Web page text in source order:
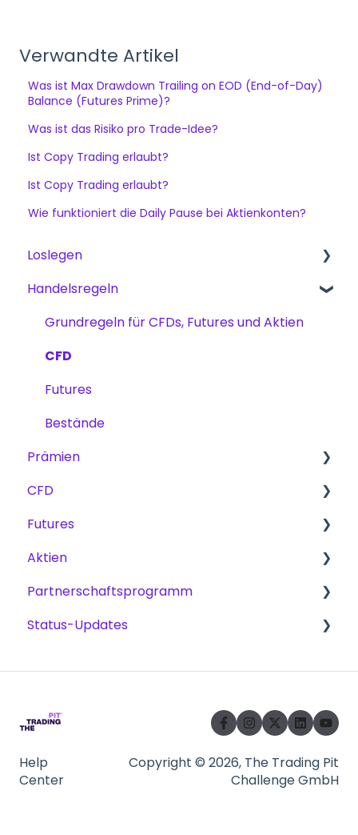
Verwandte Artikel
Was ist Max Drawdown Trailing on EOD (End-of-Day)
Balance (Futures Prime)?
Was ist das Risiko pro Trade-Idee?
Ist Copy Trading erlaubt?
Ist Copy Trading erlaubt?
Wie funktioniert die Daily Pause bei Aktienkonten?
Loslegen
Loslegen
The Trading Pit – Wer wir sind
Einkäufe
Produkte
Kontoverifizierung
Trading
Herausforderungen
Skalierungsplan
Handelsregeln
Grundregeln für CFDs, Futures und Aktien
CFD
Futures
Bestände
Prämien
Gebühren
Prämienmethoden
CFD
Produkte
Trading
Herausforderungen
Plattformen
Futures
Skalierungsplan
Challenges
Handel – Marktdaten
Tradovate
Quantower
Aktien
Herausforderungen
Partnerschaftsprogramm
Auszahlungen
Status-Updates
Help
Center
Copyright © 2026, The Trading Pit
Challenge GmbH